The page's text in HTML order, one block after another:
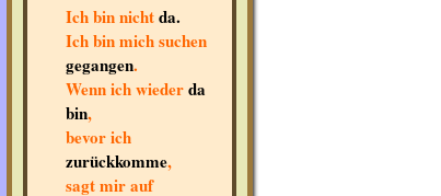
Ich bin nichtda.
Ich bin mich suchen
gegangen.
Wenn ich wiederda
bin,
bevor ich
zurückkomme,
sagt mir auf